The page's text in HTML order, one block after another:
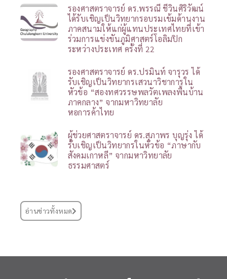
รองศาสตราจารย์ ดร.พรรณี ชีวินศิริวัฒน์
ได้รับเชิญเป็นวิทยากรอบรมเข้มด้านงาน
ภาคสนามให้แก่ผู้แทนประเทศไทยที่เข้า
ร่วมการแข่งขันภูมิศาสตร์โอลิมปิก
ระหว่างประเทศ ครั้งที่ 22
รองศาสตราจารย์ ดร.ปรมินท์ จารุวร ได้
รับเชิญเป็นวิทยากรเสวนาวิชาการใน
หัวข้อ “สองทศวรรษพลวัตเพลงพื้นบ้าน
ภาคกลาง” จากมหาวิทยาลัย
หอการค้าไทย
ผู้ช่วยศาสตราจารย์ ดร.สุภาพร บุญรุ่ง ได้
รับเชิญเป็นวิทยากรในหัวข้อ “ภาษากับ
สังคมเกาหลี” จากมหาวิทยาลัย
ธรรมศาสตร์
อ่านข่าวทั้งหมด